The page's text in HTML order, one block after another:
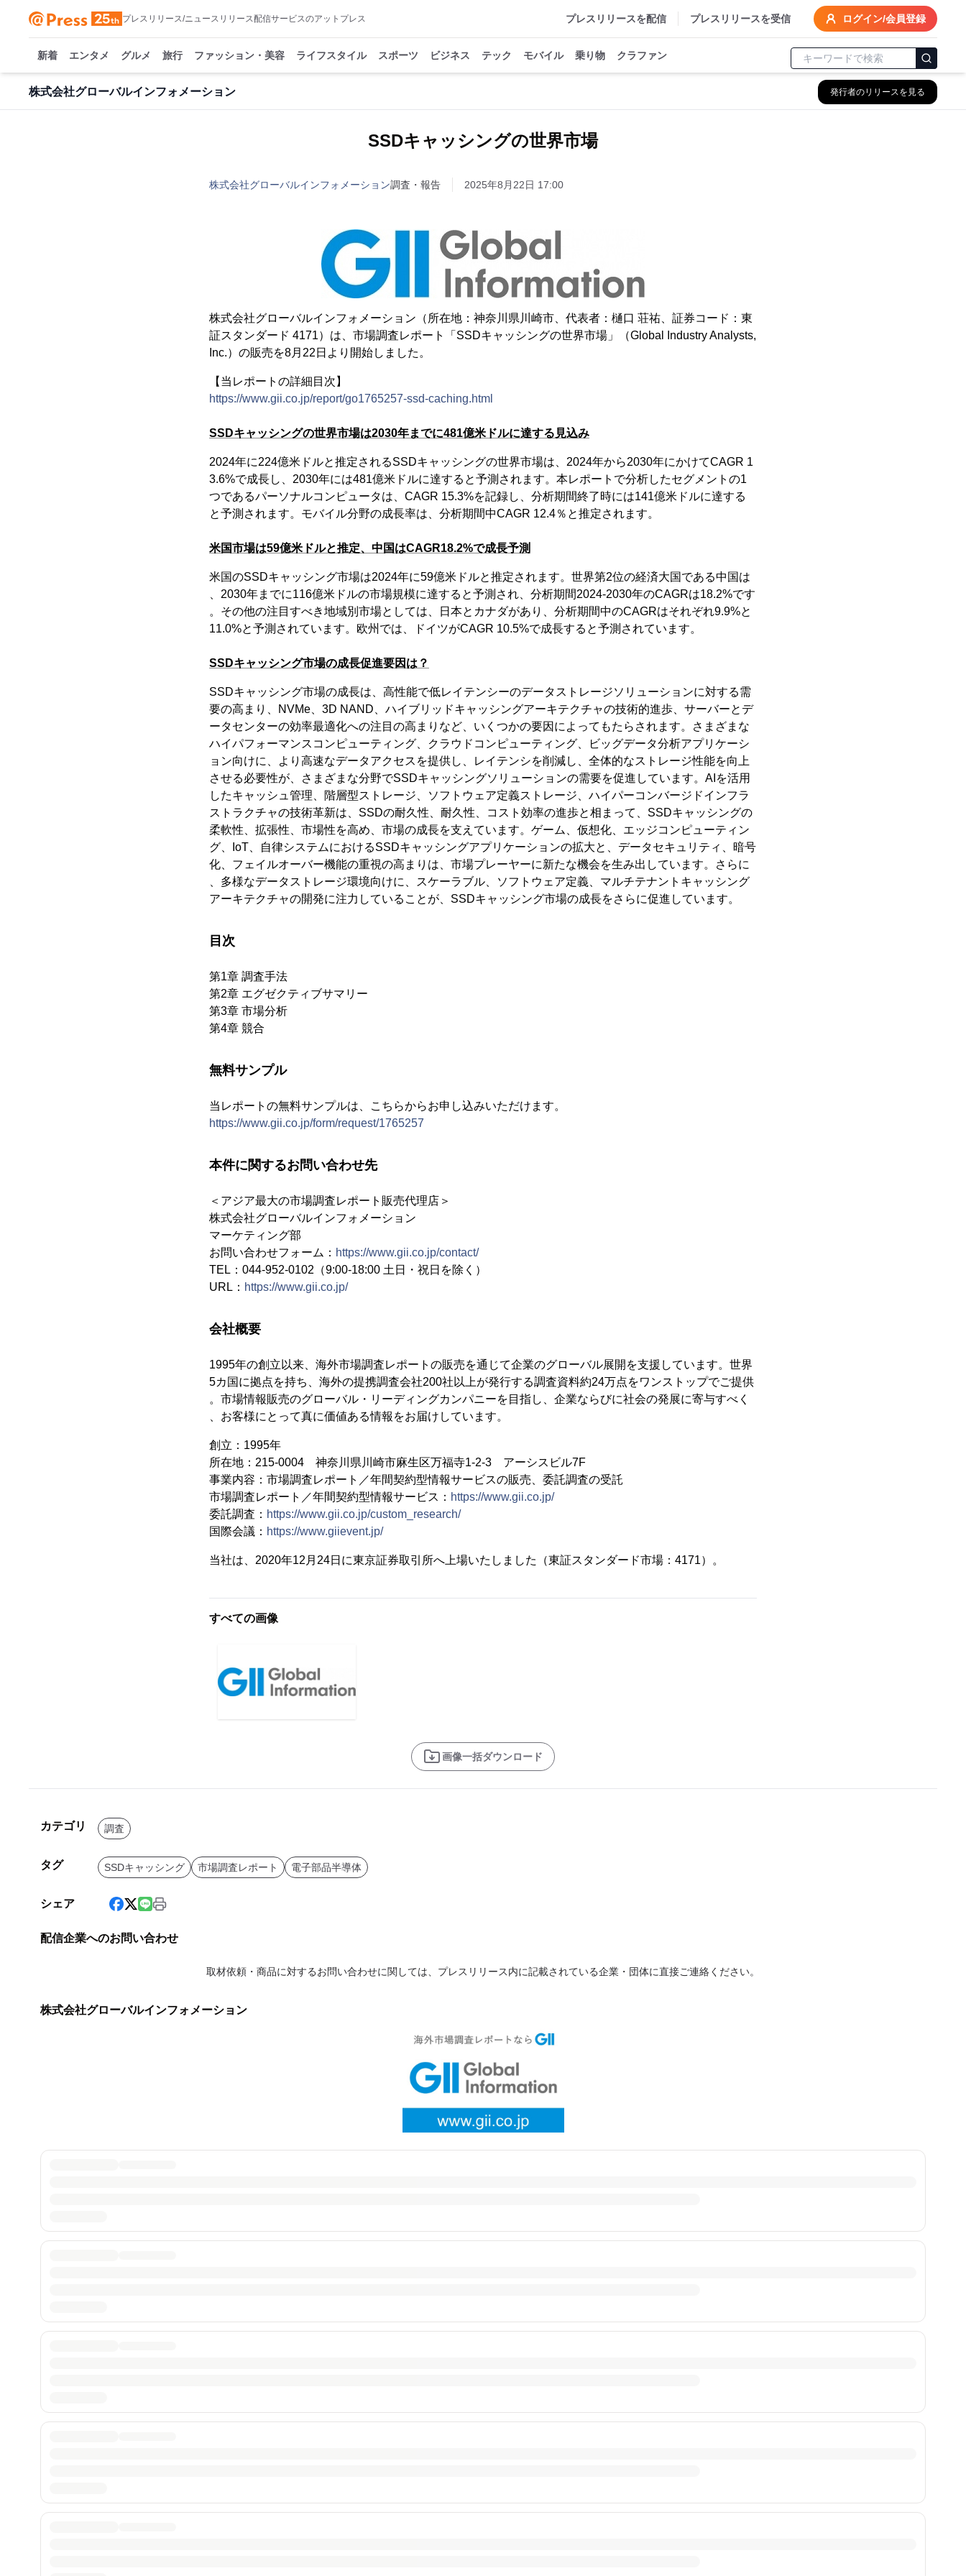
プレスリリース/ニュースリリース配信サービスのアットプレス プレスリリースを配信 プレスリリースを受信 ログイン/会員登録
新着 エンタメ グルメ 旅行 ファッション・美容 ライフスタイル スポーツ ビジネス テック モバイル 乗り物 クラファン
株式会社グローバルインフォメーション 発行者のリリースを見る
SSDキャッシングの世界市場
株式会社グローバルインフォメーション調査・報告 2025年8月22日 17:00
株式会社グローバルインフォメーション（所在地：神奈川県川崎市、代表者：樋口 荘祐、証券コード：東
証スタンダード 4171）は、市場調査レポート「SSDキャッシングの世界市場」（Global Industry Analysts,
Inc.）の販売を8月22日より開始しました。
【当レポートの詳細目次】
https://www.gii.co.jp/report/go1765257-ssd-caching.html
SSDキャッシングの世界市場は2030年までに481億米ドルに達する見込み
2024年に224億米ドルと推定されるSSDキャッシングの世界市場は、2024年から2030年にかけてCAGR 1
3.6%で成長し、2030年には481億米ドルに達すると予測されます。本レポートで分析したセグメントの1
つであるパーソナルコンピュータは、CAGR 15.3%を記録し、分析期間終了時には141億米ドルに達する
と予測されます。モバイル分野の成長率は、分析期間中CAGR 12.4％と推定されます。
米国市場は59億米ドルと推定、中国はCAGR18.2%で成長予測
米国のSSDキャッシング市場は2024年に59億米ドルと推定されます。世界第2位の経済大国である中国は
、2030年までに116億米ドルの市場規模に達すると予測され、分析期間2024-2030年のCAGRは18.2%です
。その他の注目すべき地域別市場としては、日本とカナダがあり、分析期間中のCAGRはそれぞれ9.9%と
11.0%と予測されています。欧州では、ドイツがCAGR 10.5%で成長すると予測されています。
SSDキャッシング市場の成長促進要因は？
SSDキャッシング市場の成長は、高性能で低レイテンシーのデータストレージソリューションに対する需
要の高まり、NVMe、3D NAND、ハイブリッドキャッシングアーキテクチャの技術的進歩、サーバーとデ
ータセンターの効率最適化への注目の高まりなど、いくつかの要因によってもたらされます。さまざまな
ハイパフォーマンスコンピューティング、クラウドコンピューティング、ビッグデータ分析アプリケーシ
ョン向けに、より高速なデータアクセスを提供し、レイテンシを削減し、全体的なストレージ性能を向上
させる必要性が、さまざまな分野でSSDキャッシングソリューションの需要を促進しています。AIを活用
したキャッシュ管理、階層型ストレージ、ソフトウェア定義ストレージ、ハイパーコンバージドインフラ
ストラクチャの技術革新は、SSDの耐久性、耐久性、コスト効率の進歩と相まって、SSDキャッシングの
柔軟性、拡張性、市場性を高め、市場の成長を支えています。ゲーム、仮想化、エッジコンピューティン
グ、IoT、自律システムにおけるSSDキャッシングアプリケーションの拡大と、データセキュリティ、暗号
化、フェイルオーバー機能の重視の高まりは、市場プレーヤーに新たな機会を生み出しています。さらに
、多様なデータストレージ環境向けに、スケーラブル、ソフトウェア定義、マルチテナントキャッシング
アーキテクチャの開発に注力していることが、SSDキャッシング市場の成長をさらに促進しています。
目次
第1章 調査手法
第2章 エグゼクティブサマリー
第3章 市場分析
第4章 競合
無料サンプル
当レポートの無料サンプルは、こちらからお申し込みいただけます。
https://www.gii.co.jp/form/request/1765257
本件に関するお問い合わせ先
＜アジア最大の市場調査レポート販売代理店＞
株式会社グローバルインフォメーション
マーケティング部
お問い合わせフォーム： https://www.gii.co.jp/contact/
TEL：044-952-0102（9:00-18:00 土日・祝日を除く）
URL： https://www.gii.co.jp/
会社概要
1995年の創立以来、海外市場調査レポートの販売を通じて企業のグローバル展開を支援しています。世界
5カ国に拠点を持ち、海外の提携調査会社200社以上が発行する調査資料約24万点をワンストップでご提供
。市場情報販売のグローバル・リーディングカンパニーを目指し、企業ならびに社会の発展に寄与すべく
、お客様にとって真に価値ある情報をお届けしています。
創立：1995年
所在地：215-0004 神奈川県川崎市麻生区万福寺1-2-3 アーシスビル7F
事業内容：市場調査レポート／年間契約型情報サービスの販売、委託調査の受託
市場調査レポート／年間契約型情報サービス： https://www.gii.co.jp/
委託調査： https://www.gii.co.jp/custom_research/
国際会議： https://www.giievent.jp/
当社は、2020年12月24日に東京証券取引所へ上場いたしました（東証スタンダード市場：4171）。
すべての画像
画像一括ダウンロード
カテゴリ 調査
タグ SSDキャッシング 市場調査レポート 電子部品半導体
シェア
配信企業へのお問い合わせ
取材依頼・商品に対するお問い合わせに関しては、プレスリリース内に記載されている企業・団体に直接ご連絡ください。
株式会社グローバルインフォメーション